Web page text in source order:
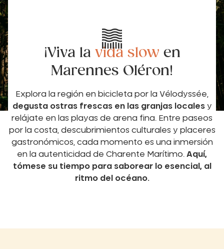
¡Viva la vida slow en
Marennes Oléron!
Explora la región en bicicleta por la Vélodyssée,
degusta ostras frescas en las granjas localesy
relájate en las playas de arena fina. Entre paseos
por la costa, descubrimientos culturales y placeres
gastronómicos, cada momento es una inmersión
en la autenticidad de Charente Marítimo. Aquí,
tómese su tiempo para saborear lo esencial, al
ritmo del océano.